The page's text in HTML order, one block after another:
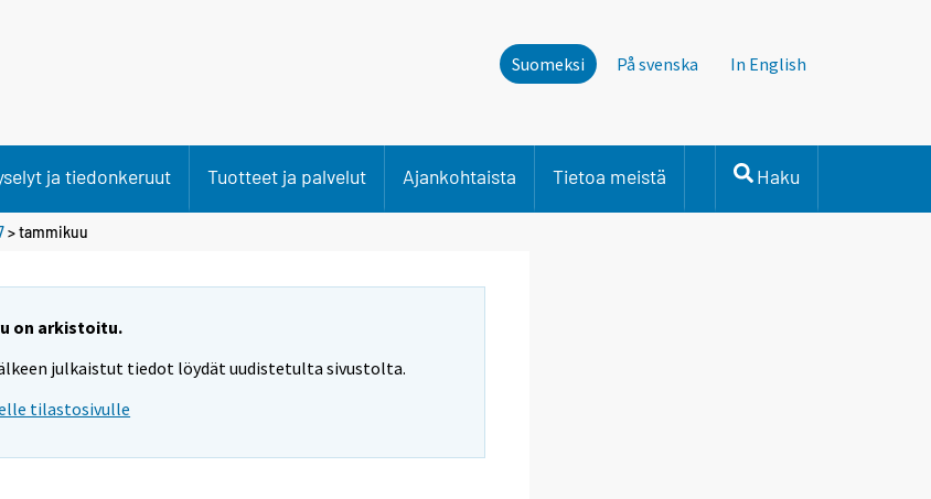
Suomeksi På svenska In English
ja tiedonkeruut Tuotteet ja palvelut Ajankohtaista Tietoa meistä Haku
>tammikuu
on arkistoitu.
julkaistut tiedot löydät uudistetulta sivustolta.
tilastosivulle